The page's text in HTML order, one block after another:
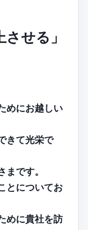
せる」
めにお越しい
きて光栄で
です。
とについてお
めに貴社を訪